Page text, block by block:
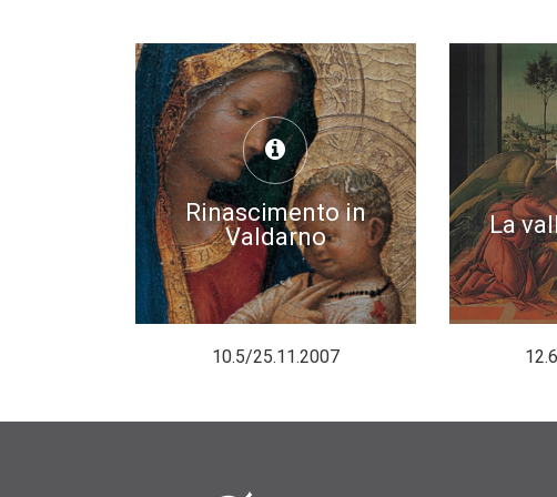
Rinascimento in
Valdarno
10.5/25.11.2007
La